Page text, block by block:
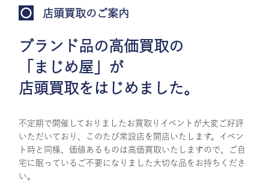
店頭買取のご案内
ブランド品の高価買取の
「まじめ屋」が
店頭買取をはじめました。
不定期で開催しておりましたお買取りイベントが大変ご好評
いただいており、このたび常設店を開店いたします。イベン
ト時と同様、価値あるものは高価買取いたしますので、ご自
宅に眠っているご不要になりました大切な品をお持ちくださ
い。